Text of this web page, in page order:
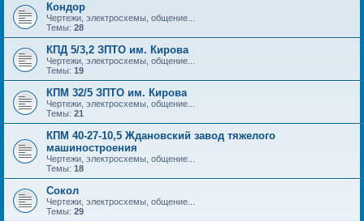
Кондор
Чертежи, электросхемы, общение...
Темы: 28
КПД 5/3,2 ЗПТО им. Кирова
Чертежи, электросхемы, общение...
Темы: 19
КПМ 32/5 ЗПТО им. Кирова
Чертежи, электросхемы, общение...
Темы: 21
КПМ 40-27-10,5 Ждановский завод тяжелого
машиностроения
Чертежи, электросхемы, общение...
Темы: 18
Сокол
Чертежи, электросхемы, общение...
Темы: 29